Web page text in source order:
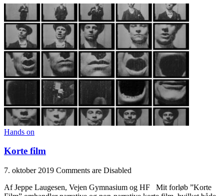
Hands on
Korte film
7. oktober 2019 Comments are Disabled
Af Jeppe Laugesen, Vejen Gymnasium og HF Mit forløb ”Korte